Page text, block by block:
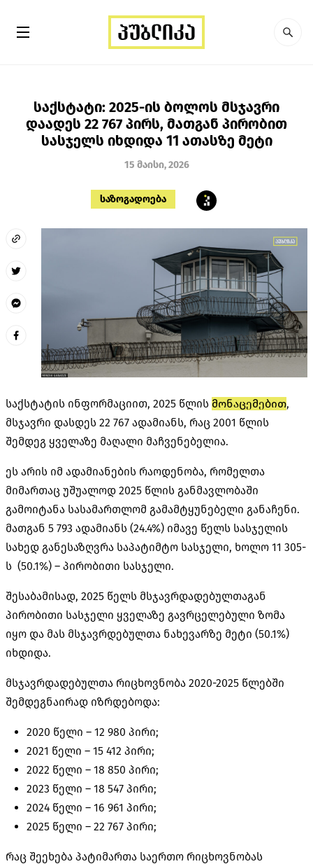
საქსტატი: 2025-ის ბოლოს მსჯავრი
დაადეს 22 767 პირს, მათგან პირობით
სასჯელს იხდიდა 11 ათასზე მეტი
15 მაისი, 2026
საზოგადოება
საქსტატის ინფორმაციით, 2025 წლის მონაცემებით,
მსჯავრი დასდეს 22 767 ადამიანს, რაც 2001 წლის
შემდეგ ყველაზე მაღალი მაჩვენებელია.
ეს არის იმ ადამიანების რაოდენობა, რომელთა
მიმართაც უშუალოდ 2025 წლის განმავლობაში
გამოიტანა სასამართლომ გამამტყუნებელი განაჩენი.
მათგან 5 793 ადამიანს (24.4%) იმავე წელს სასჯელის
სახედ განესაზღვრა საპატიმტო სასჯელი, ხოლო 11 305-
ს (50.1%) – პირობითი სასჯელი.
შესაბამისად, 2025 წელს მსჯავრდადებულთაგან
პირობითი სასჯელი ყველაზე გავრცელებული ზომა
იყო და მას მსჯავრდებულთა ნახევარზე მეტი (50.1%)
იხდიდა.
მსჯავრდადებულთა რიცხოვნობა 2020-2025 წლებში
შემდეგნაირად იზრდებოდა:
2020 წელი – 12 980 პირი;
2021 წელი – 15 412 პირი;
2022 წელი – 18 850 პირი;
2023 წელი – 18 547 პირი;
2024 წელი – 16 961 პირი;
2025 წელი – 22 767 პირი;
რაც შეეხება პატიმართა საერთო რიცხოვნობას